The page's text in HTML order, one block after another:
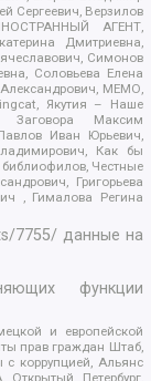
Сергеевич, Верзилов
АГЕНТ,
Дмитриевна,
Симонов
Соловьева Елена
МЕМО,
Якутия – Наше
Заговора Максим
Иван Юрьевич,
Как бы
библиофилов, Честные
Григорьева
, Гималова Регина
7755/ данные на
функции
и европейской
прав граждан Штаб,
с коррупцией, Альянс
Петербург,